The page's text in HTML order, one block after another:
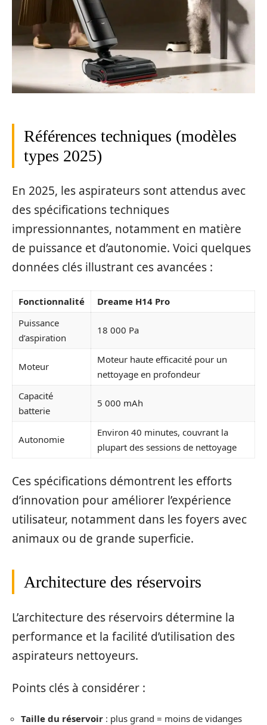
Références techniques (modèles
types 2025)
En 2025, les aspirateurs sont attendus avec
des spécifications techniques
impressionnantes, notamment en matière
de puissance et d’autonomie. Voici quelques
données clés illustrant ces avancées :
Fonctionnalité
Dreame H14 Pro
Puissance
d’aspiration
18 000 Pa
Moteur
Moteur haute efficacité pour un
nettoyage en profondeur
Capacité
batterie
5 000 mAh
Autonomie
Environ 40 minutes, couvrant la
plupart des sessions de nettoyage
Ces spécifications démontrent les efforts
d’innovation pour améliorer l’expérience
utilisateur, notamment dans les foyers avec
animaux ou de grande superficie.
Architecture des réservoirs
L’architecture des réservoirs détermine la
performance et la facilité d’utilisation des
aspirateurs nettoyeurs.
Points clés à considérer :
Taille du réservoir : plus grand = moins de vidanges